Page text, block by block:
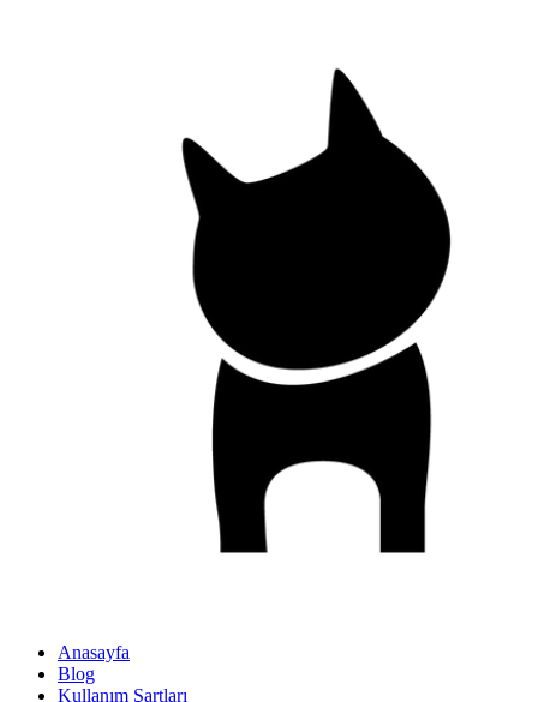
Anasayfa
Blog
Kullanım Şartları